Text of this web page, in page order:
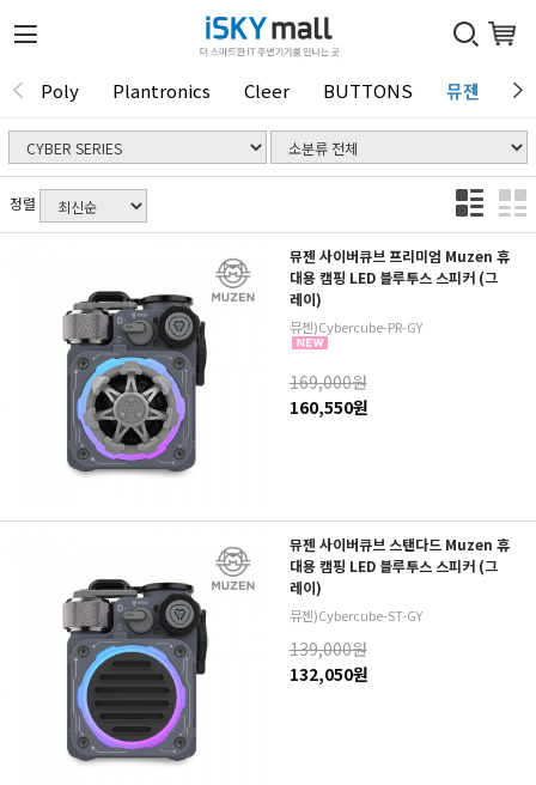
Poly Plantronics Cleer BUTTONS 뮤젠
1 / 0
정렬
뮤젠 사이버큐브 프리미엄 Muzen 휴
대용 캠핑 LED 블루투스 스피커 (그
레이)
뮤젠)Cybercube-PR-GY
169,000원
160,550원
뮤젠 사이버큐브 스탠다드 Muzen 휴
대용 캠핑 LED 블루투스 스피커 (그
레이)
뮤젠)Cybercube-ST-GY
139,000원
132,050원